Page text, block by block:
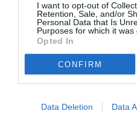
I want to opt-out of
Retention, Sale, and/or
Personal Data that Is
Purposes for which it was
Opted In
CONFIRM
Data Deletion Data
Manxa commenté :
Pourquoi boycotter la
que l’Europe soutient